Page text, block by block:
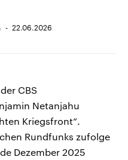
22.06.2026
CBS
Netanjahu
Kriegsfront“.
Rundfunks zufolge
Dezember 2025